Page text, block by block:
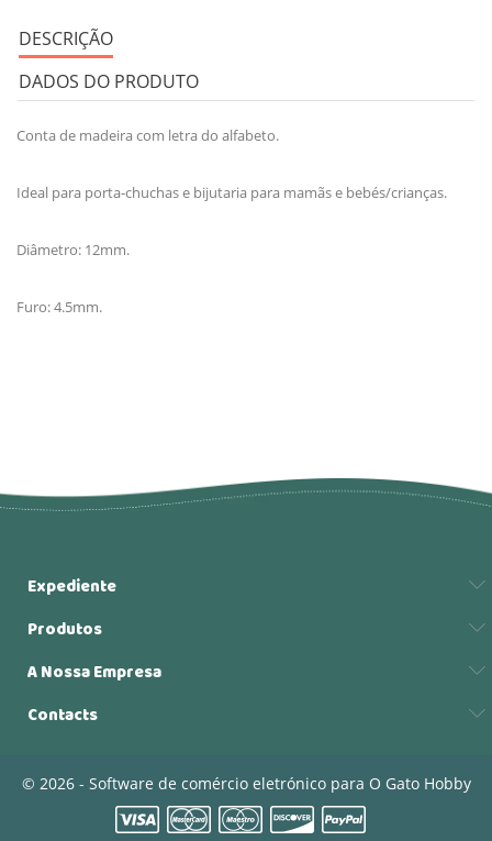
DESCRIÇÃO
DADOS DO PRODUTO
Conta de madeira com letra do alfabeto.
Ideal para porta-chuchas e bijutaria para mamãs e bebés/crianças.
Diâmetro: 12mm.
Furo: 4.5mm.
Expediente
Produtos
A Nossa Empresa
Contacts
© 2026 - Software de comércio eletrónico para O Gato Hobby